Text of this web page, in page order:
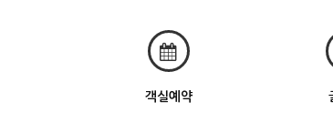
객실예약